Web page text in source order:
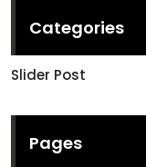
Categories
Slider Post
Pages